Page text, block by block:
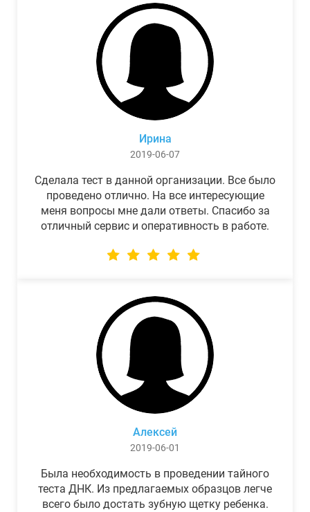
Ирина
2019-06-07
Сделала тест в данной организации. Все было
проведено отлично. На все интересующие
меня вопросы мне дали ответы. Спасибо за
отличный сервис и оперативность в работе.
Алексей
2019-06-01
Была необходимость в проведении тайного
теста ДНК. Из предлагаемых образцов легче
всего было достать зубную щетку ребенка.